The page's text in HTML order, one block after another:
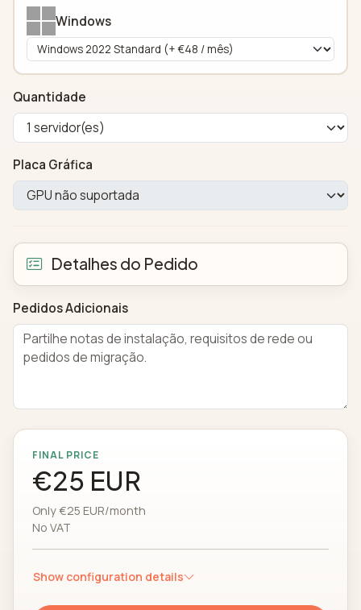
Windows
Quantidade
Placa Gráfica
Detalhes do Pedido
Pedidos Adicionais
FINAL PRICE
€25 EUR
Only €25 EUR/month
No VAT
Show configuration details